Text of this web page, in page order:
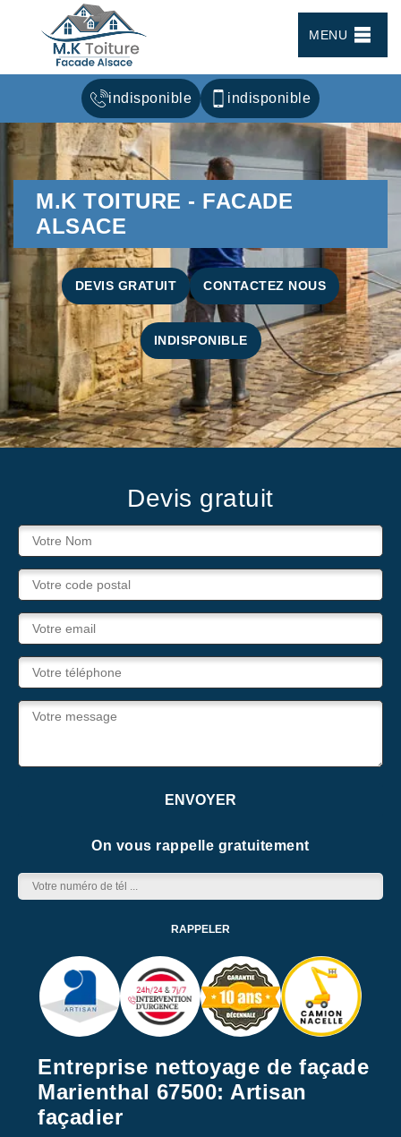
MENU
indisponible indisponible
M.K TOITURE - FACADE
ALSACE
DEVIS GRATUIT CONTACTEZ NOUS
INDISPONIBLE
Devis gratuit
On vous rappelle gratuitement
Entreprise nettoyage de façade
Marienthal 67500: Artisan
façadier